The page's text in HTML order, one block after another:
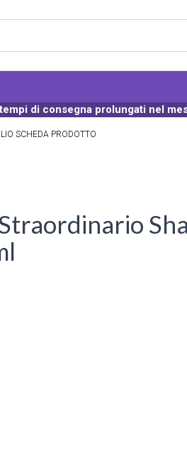
di consegna prolungati nel
SCHEDA PRODOTTO